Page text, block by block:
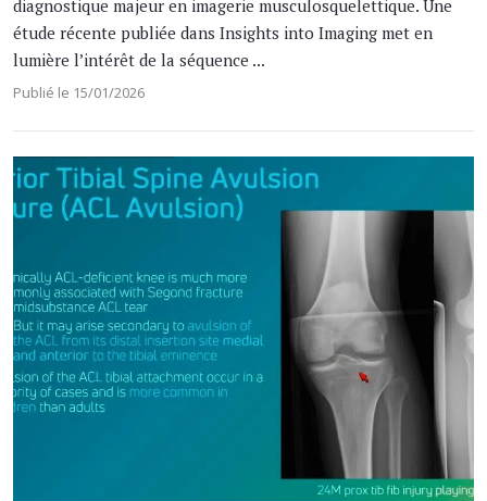
diagnostique majeur en imagerie musculosquelettique. Une
étude récente publiée dans Insights into Imaging met en
lumière l’intérêt de la séquence ...
Publié le 15/01/2026